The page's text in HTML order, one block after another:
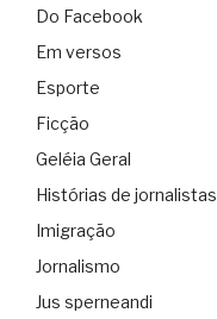
Do Facebook
Em versos
Esporte
Ficção
Geléia Geral
Histórias de jornalistas
Imigração
Jornalismo
Jus sperneandi